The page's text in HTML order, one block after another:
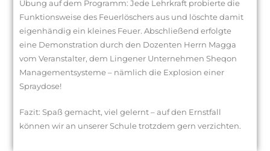
Übung auf dem Programm: Jede Lehrkraft probierte die
Funktionsweise des Feuerlöschers aus und löschte damit
eigenhändig ein kleines Feuer. Abschließend erfolgte
eine Demonstration durch den Dozenten Herrn Magga
vom Veranstalter, dem Lingener Unternehmen Sheqon
Managementsysteme – nämlich die Explosion einer
Spraydose!
Fazit: Spaß gemacht, viel gelernt – auf den Ernstfall
können wir an unserer Schule trotzdem gern verzichten.